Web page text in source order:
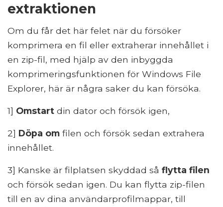
extraktionen
Om du får det här felet när du försöker
komprimera en fil eller extraherar innehållet i
en zip-fil, med hjälp av den inbyggda
komprimeringsfunktionen för Windows File
Explorer, här är några saker du kan försöka.
1] Omstart din dator och försök igen,
2] Döpa om filen och försök sedan extrahera
innehållet.
3] Kanske är filplatsen skyddad så flytta filen
och försök sedan igen. Du kan flytta zip-filen
till en av dina användarprofilmappar, till